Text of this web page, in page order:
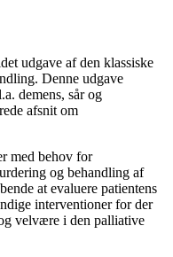
udgave af den klassiske
Denne udgave
demens, sår og
afsnit om
med behov for
og behandling af
at evaluere patientens
interventioner for der
velvære i den palliative